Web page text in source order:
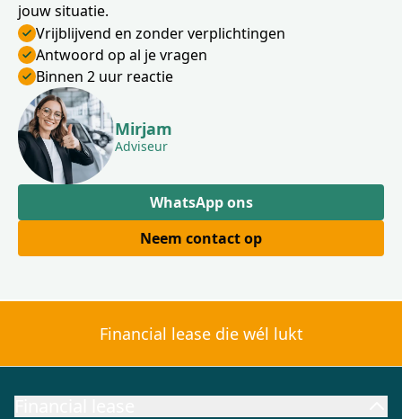
jouw situatie.
Vrijblijvend en zonder verplichtingen
Antwoord op al je vragen
Binnen 2 uur reactie
Mirjam
Adviseur
WhatsApp ons
Neem contact op
Financial lease die wél lukt